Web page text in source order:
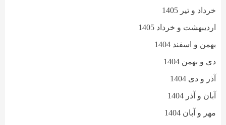
خرداد و تیر 1405
اردیبهشت و خرداد 1405
بهمن و اسفند 1404
دی و بهمن 1404
آذر و دی 1404
آبان و آذر 1404
مهر و آبان 1404